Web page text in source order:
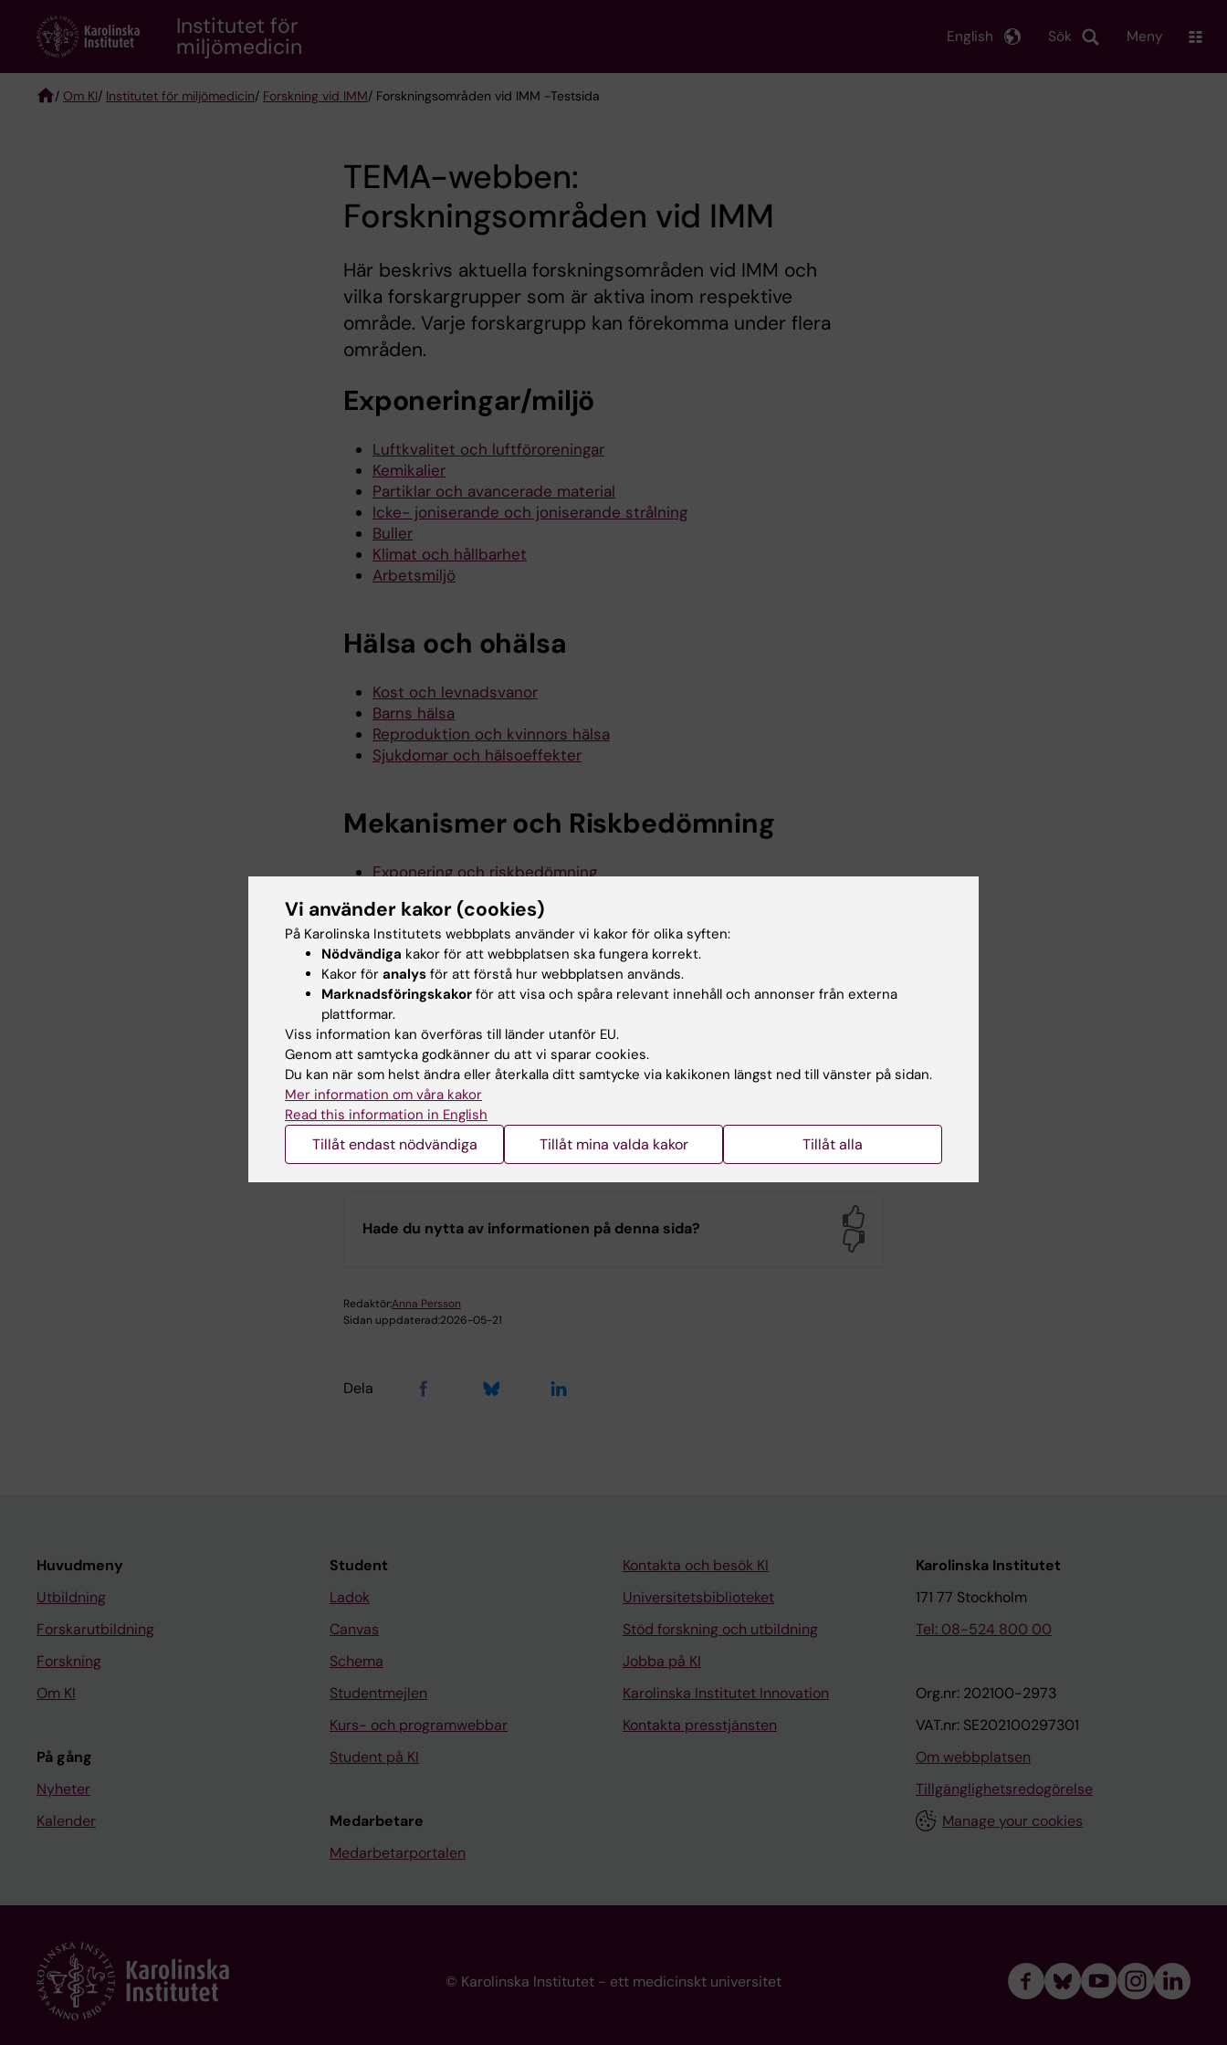
content
Institutet för
miljömedicin Sök
English Meny
/ Om KI/ Institutet för miljömedicin/ Forskning vid IMM/ Forskningsområden vid IMM -Testsida
TEMA-webben:
Forskningsområden vid IMM
Här beskrivs aktuella forskningsområden vid IMM och
vilka forskargrupper som är aktiva inom respektive
område. Varje forskargrupp kan förekomma under flera
områden.
Exponeringar/miljö
Luftkvalitet och luftföroreningar
Kemikalier
Partiklar och avancerade material
Icke- joniserande och joniserande strålning
Buller
Klimat och hållbarhet
Arbetsmiljö
Hälsa och ohälsa
Kost och levnadsvanor
Barns hälsa
Reproduktion och kvinnors hälsa
Sjukdomar och hälsoeffekter
Mekanismer och Riskbedömning
Exponering och riskbedömning
Biomarkörer
Metodutveckling
Metodutveckling
Riskbedömning
Toxikologi
Epidemiologi
Biostatistik
Hade du nytta av informationen på denna sida?
Redaktör:Anna Persson
Sidan uppdaterad:2026-05-21
Dela
Huvudmeny
Utbildning
Forskarutbildning
Forskning
Om KI
På gång
Nyheter
Kalender
Student
Ladok
Canvas
Schema
Studentmejlen
Kurs- och programwebbar
Student på KI
Medarbetare
Medarbetarportalen
Kontakta och besök KI
Universitetsbiblioteket
Stöd forskning och utbildning
Jobba på KI
Karolinska Institutet Innovation
Kontakta presstjänsten
Karolinska Institutet
171 77 Stockholm
Tel: 08-524 800 00
Org.nr: 202100-2973
VAT.nr: SE202100297301
Om webbplatsen
Tillgänglighetsredogörelse
Manage your cookies
© Karolinska Institutet - ett medicinskt universitet
Vi använder kakor (cookies)
På Karolinska Institutets webbplats använder vi kakor för olika syften:
Nödvändiga kakor för att webbplatsen ska fungera korrekt.
Kakor för analys för att förstå hur webbplatsen används.
Marknadsföringskakor för att visa och spåra relevant innehåll och annonser från externa
plattformar.
Viss information kan överföras till länder utanför EU.
Genom att samtycka godkänner du att vi sparar cookies.
Du kan när som helst ändra eller återkalla ditt samtycke via kakikonen längst ned till vänster på sidan.
Mer information om våra kakor
Read this information in English
Tillåt endast nödvändiga Tillåt mina valda kakor Tillåt alla